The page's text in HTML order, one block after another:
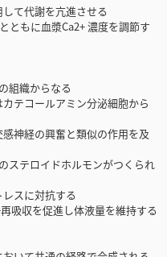
て代謝を亢進させる
ともに血漿Ca2+ 濃度を調節す
組織からなる
テコールアミン分泌細胞から
神経の興奮と類似の作用を及
ステロイドホルモンがつくられ
スに対抗する
吸収を促進し体液量を維持する